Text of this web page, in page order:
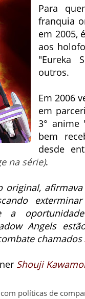
Para
franquia
em 2005,
aos
"Eureka
outros.
Em 2006
em
3° anime
bem
desde
na série).
a
Angels
chamados
Shouji
políticas de